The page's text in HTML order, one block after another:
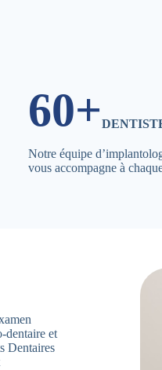
60+
Notre équipe
vous accompagne à
dentaire et
Dentaires